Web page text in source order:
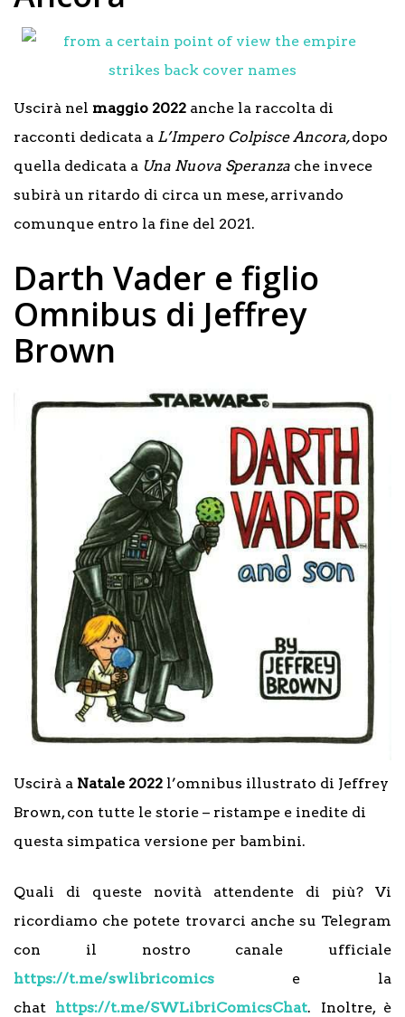
Uscirà nel maggio 2022 anche la raccolta di
racconti dedicata a L’Impero Colpisce Ancora,dopo
quella dedicata a Una Nuova Speranza che invece
subirà un ritardo di circa un mese, arrivando
comunque entro la fine del 2021.
Darth Vader e figlio
Omnibus di Jeffrey
Brown
Uscirà a Natale 2022 l’omnibus illustrato di Jeffrey
Brown, con tutte le storie – ristampe e inedite di
questa simpatica versione per bambini.
Quali di queste novità attendente di più? Vi
ricordiamo che potete trovarci anche su Telegram
con il nostro canale ufficiale
https://t.me/swlibricomics e la
chat https://t.me/SWLibriComicsChat. Inoltre, è